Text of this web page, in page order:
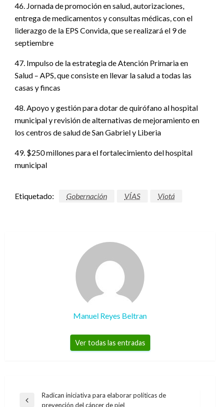
46. Jornada de promoción en salud, autorizaciones,
entrega de medicamentos y consultas médicas, con el
liderazgo de la EPS Convida, que se realizará el 9 de
septiembre
47. Impulso de la estrategia de Atención Primaria en
Salud – APS, que consiste en llevar la salud a todas las
casas y fincas
48. Apoyo y gestión para dotar de quirófano al hospital
municipal y revisión de alternativas de mejoramiento en
los centros de salud de San Gabriel y Liberia
49. $250 millones para el fortalecimiento del hospital
municipal
Etiquetado: Gobernación VÍAS Viotá
Manuel Reyes Beltran
Ver todas las entradas
Navegación
Entrada
Radican iniciativa para elaborar políticas de
prevención del cáncer de piel